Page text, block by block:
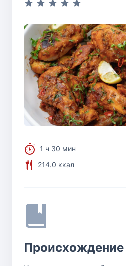
1 ч 30 мин
214.0 ккал
Происхождение